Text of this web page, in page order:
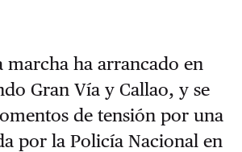
marcha ha arrancado en
Gran Vía y Callao, y se
de tensión por una
por la Policía Nacional en